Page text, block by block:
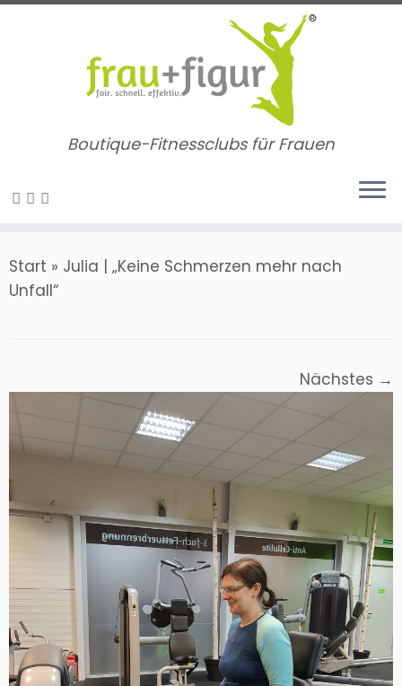
Zum
Boutique-Fitnessclubs für Frauen
Start » Julia | „Keine Schmerzen mehr nach
Unfall“
Nächstes →